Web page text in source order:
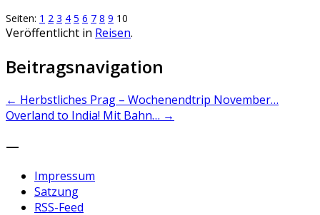
Seiten: 1 2 3 4 5 6 7 8 9 10
Veröffentlicht in Reisen.
Beitragsnavigation
← Herbstliches Prag – Wochenendtrip November…
Overland to India! Mit Bahn… →
—
Impressum
Satzung
RSS-Feed